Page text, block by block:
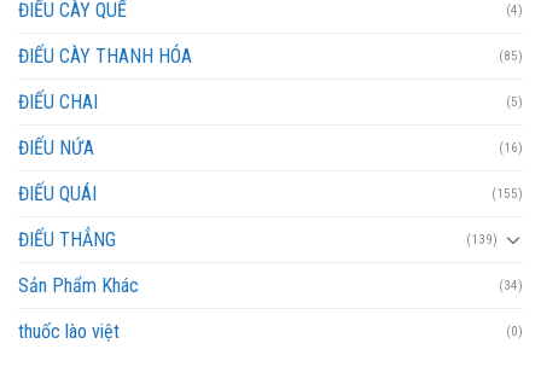
ĐIẾU CÀY QUẾ (4)
ĐIẾU CÀY THANH HÓA (85)
ĐIẾU CHAI (5)
ĐIẾU NỨA (16)
ĐIẾU QUÁI (155)
ĐIẾU THẲNG (139)
Sản Phẩm Khác (34)
thuốc lào việt (0)